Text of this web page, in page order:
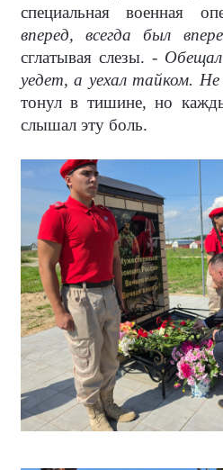
специальная военная
вперед, всегда был
сглатывая слезы. -
уедет, а уехал тайком. Не
тонул в тишине, но
слышал эту боль.